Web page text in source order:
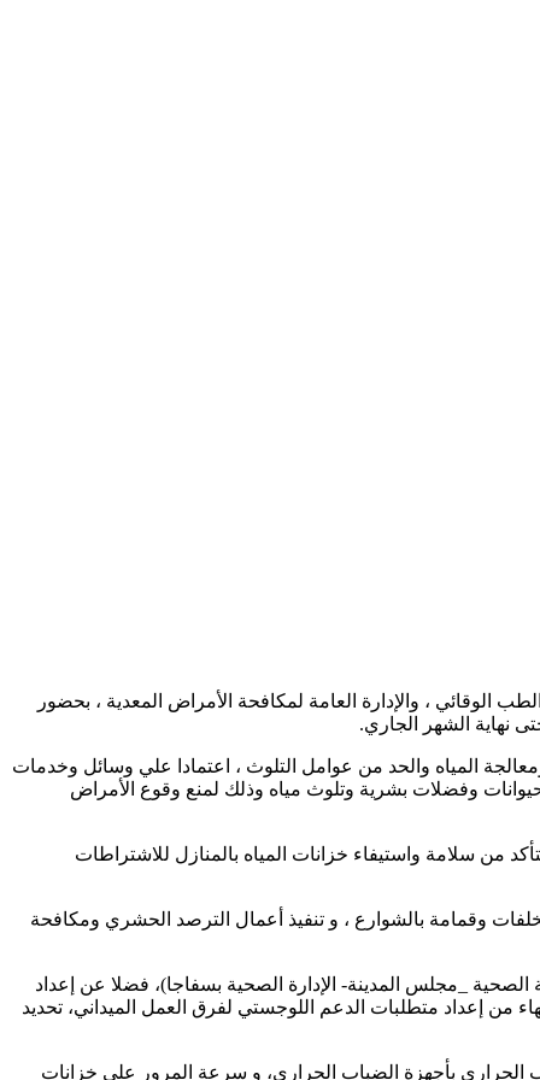
، والإدارة العامة لمكافحة الأمراض المعدية ، بحضور
المياه والحد من عوامل التلوث ، اعتمادا علي وسائل وخدمات
وفضلات بشرية وتلوث مياه وذلك لمنع وقوع الأمراض
من سلامة واستيفاء خزانات المياه بالمنازل للاشتراطات
وقمامة بالشوارع ، و تنفيذ أعمال الترصد الحشري ومكافحة
صحة البيئة – الثقافة الصحية _مجلس المدينة- الإدارة الصحية بسفاجا)، فضلا عن إعداد
من إعداد متطلبات الدعم اللوجستي لفرق العمل الميداني، تحديد
الحراري بأجهزة الضباب الحراري، و سرعة المرور على خزانات